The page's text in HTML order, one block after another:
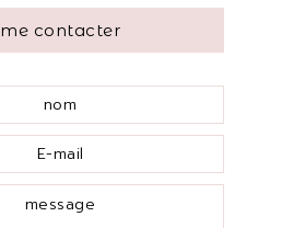
me contacter